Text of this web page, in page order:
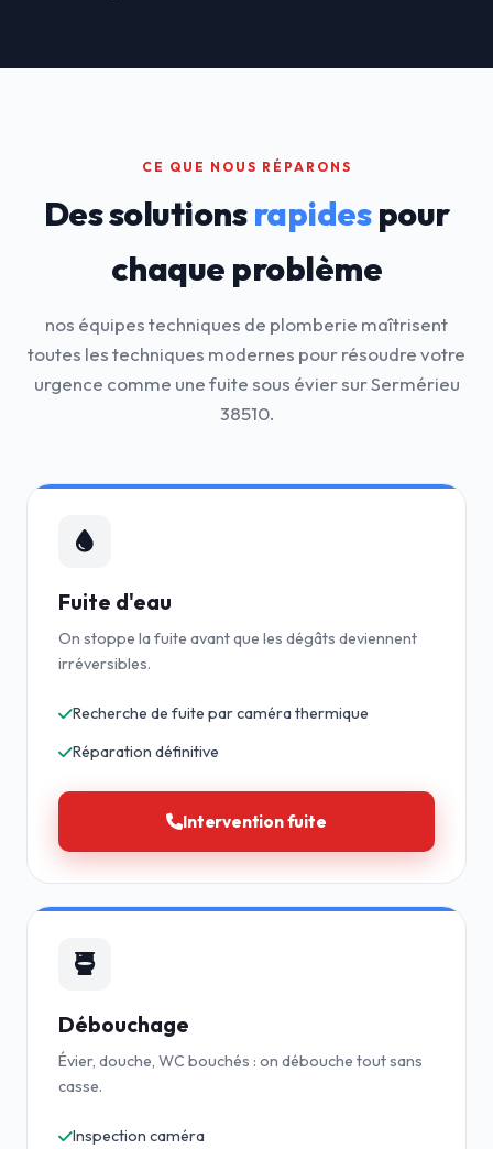
CE QUE NOUS RÉPARONS
Des solutionsrapidespour
chaque problème
nos équipes techniques de plomberie maîtrisent
toutes les techniques modernes pour résoudre votre
urgence comme une fuite sous évier sur Sermérieu
38510.
Fuite d'eau
On stoppe la fuite avant que les dégâts deviennent
irréversibles.
Recherche de fuite par caméra thermique
Réparation définitive
Intervention fuite
Débouchage
Évier, douche, WC bouchés : on débouche tout sans
casse.
Inspection caméra